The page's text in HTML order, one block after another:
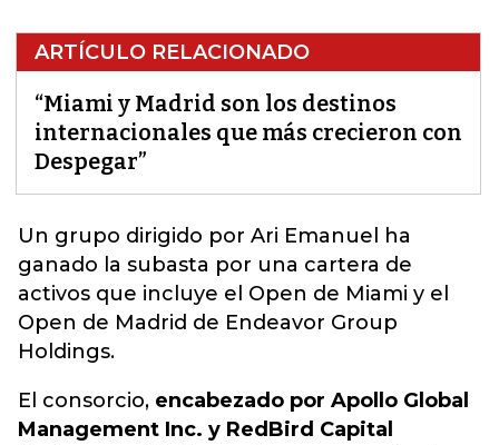
ARTÍCULO RELACIONADO
“Miami y Madrid son los destinos
internacionales que más crecieron con
Despegar”
Un grupo dirigido por Ari Emanuel ha
ganado la subasta por una cartera de
activos que incluye el Open de Miami y el
Open de Madrid de Endeavor Group
Holdings.
El consorcio, encabezado por Apollo Global
Management Inc. y RedBird Capital